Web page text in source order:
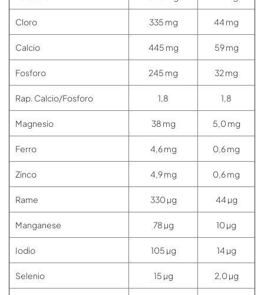
Cloro 335 mg 44 mg
Calcio 445 mg 59 mg
Fosforo 245 mg 32 mg
Rap. Calcio/Fosforo 1,8 1,8
Magnesio 38 mg 5,0 mg
Ferro 4,6 mg 0,6 mg
Zinco 4,9 mg 0,6 mg
Rame 330 µg 44 µg
Manganese 78 µg 10 µg
Iodio 105 µg 14 µg
Selenio 15 µg 2,0 µg